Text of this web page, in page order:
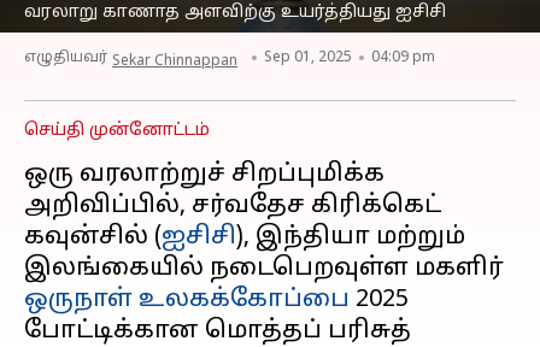
வரலாறு காணாத அளவிற்கு உயர்த்தியது ஐசிசி
ஐசிசி
எழுதியவர் Sekar Chinnappan Sep 01, 2025 04:09 pm
செய்தி முன்னோட்டம்
ஒரு வரலாற்றுச் சிறப்புமிக்க
அறிவிப்பில், சர்வதேச கிரிக்கெட்
கவுன்சில் (ஐசிசி), இந்தியா மற்றும்
இலங்கையில் நடைபெறவுள்ள மகளிர்
ஒருநாள் உலகக்கோப்பை 2025
போட்டிக்கான மொத்தப் பரிசுத்